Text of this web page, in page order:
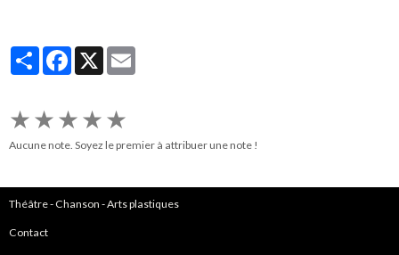
PartagerFacebook
X
★★★★★
Aucune note. Soyez le premier à attribuer une note !
Théâtre-Chanson -Arts plastiques
Contact